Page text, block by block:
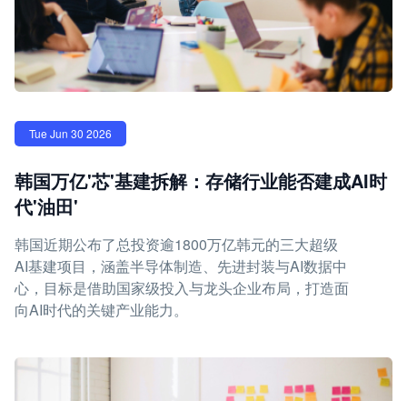
Tue Jun 30 2026
韩国万亿'芯'基建拆解：存储行业能否建成AI时
代'油田'
韩国近期公布了总投资逾1800万亿韩元的三大超级
AI基建项目，涵盖半导体制造、先进封装与AI数据中
心，目标是借助国家级投入与龙头企业布局，打造面
向AI时代的关键产业能力。